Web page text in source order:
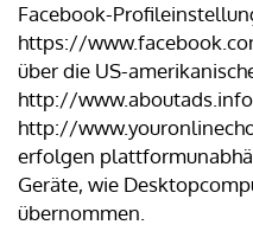
Facebook-
https://
über die US-
http://
http://
erfolgen
Geräte, wie
übernommen.